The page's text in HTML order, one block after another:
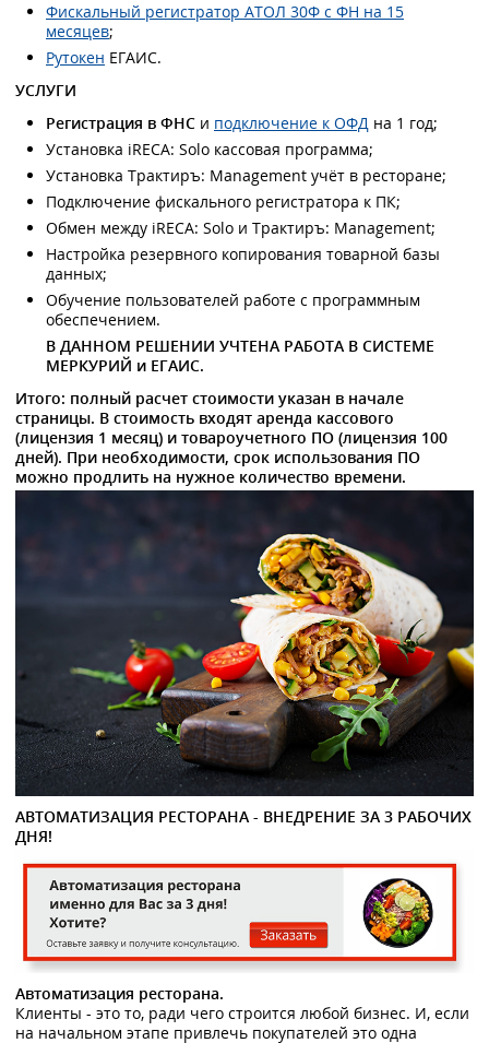
Фискальный регистратор АТОЛ 30Ф с ФН на 15
месяцев;
Рутокен ЕГАИС.
УСЛУГИ
Регистрация в ФНС и подключение к ОФД на 1 год;
Установка iRECA: Solo кассовая программа;
Установка Трактиръ: Management учёт в ресторане;
Подключение фискального регистратора к ПК;
Обмен между iRECA: Solo и Трактиръ: Management;
Настройка резервного копирования товарной базы
данных;
Обучение пользователей работе с программным
обеспечением.
В ДАННОМ РЕШЕНИИ УЧТЕНА РАБОТА В СИСТЕМЕ
МЕРКУРИЙ и ЕГАИС.
Итого: полный расчет стоимости указан в начале
страницы. В стоимость входят аренда кассового
(лицензия 1 месяц) и товароучетного ПО (лицензия 100
дней). При необходимости, срок использования ПО
можно продлить на нужное количество времени.
АВТОМАТИЗАЦИЯ РЕСТОРАНА - ВНЕДРЕНИЕ ЗА 3 РАБОЧИХ
ДНЯ!
Автоматизация ресторана.
Клиенты - это то, ради чего строится любой бизнес. И, если
на начальном этапе привлечь покупателей это одна